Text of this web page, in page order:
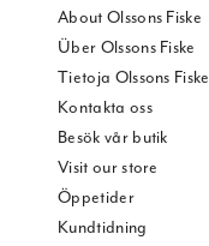
About Olssons Fiske
Über Olssons Fiske
Tietoja Olssons Fiske
Kontakta oss
Besök vår butik
Visit our store
Öppetider
Kundtidning